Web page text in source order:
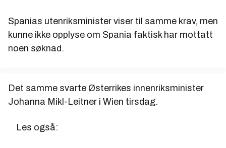
Spanias utenriksminister viser til samme krav, men
kunne ikke opplyse om Spania faktisk har mottatt
noen søknad.
Det samme svarte Østerrikes innenriksminister
Johanna Mikl-Leitner i Wien tirsdag.
Les også: